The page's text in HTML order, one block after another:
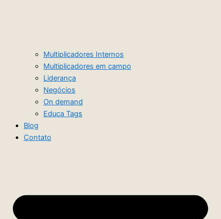
Multiplicadores Internos
Multiplicadores em campo
Liderança
Negócios
On demand
Educa Tags
Blog
Contato